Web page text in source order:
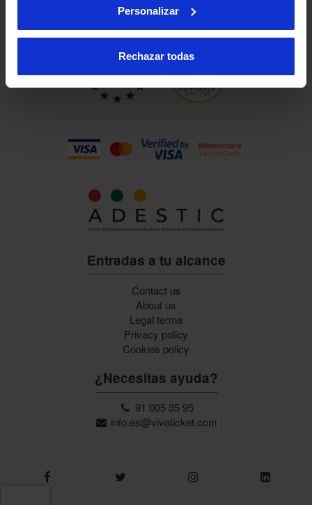
Personalizar
Rechazar todas
Entradas a tu alcance
Contact us
About us
Legal terms
Privacy policy
Cookies policy
¿Necesitas ayuda?
91 005 35 95
info.es@vivaticket.com